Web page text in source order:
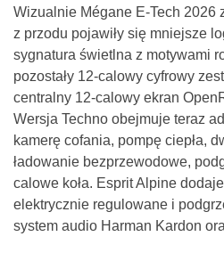
Wizualnie Mégane E-Tech 2026
z przodu pojawiły się mniejsze
sygnatura świetlna z motywami
pozostały 12-calowy cyfrowy
centralny 12-calowy ekran
Wersja Techno obejmuje teraz
kamerę cofania, pompę ciepła,
ładowanie bezprzewodowe,
calowe koła. Esprit Alpine
elektrycznie regulowane i
system audio Harman Kardon